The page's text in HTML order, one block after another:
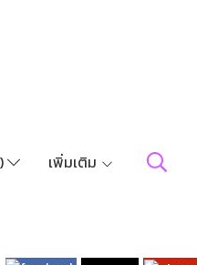
เพิ่มเติม